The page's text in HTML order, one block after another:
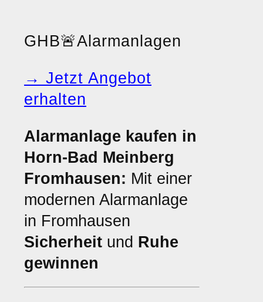
GHB🚨Alarmanlagen
→ Jetzt Angebot
erhalten
Alarmanlage kaufen in
Horn-Bad Meinberg
Fromhausen: Mit einer
modernen Alarmanlage
in Fromhausen
Sicherheit und Ruhe
gewinnen